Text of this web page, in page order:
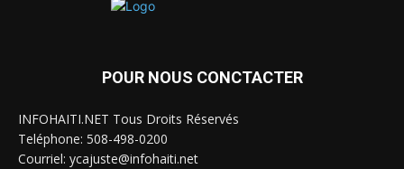
POUR NOUS CONCTACTER
INFOHAITI.NET Tous Droits Réservés
Teléphone: 508-498-0200
Courriel: ycajuste@infohaiti.net